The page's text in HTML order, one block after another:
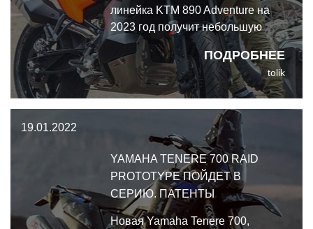
ПОДРОБНЕЕ
линейка KTM 890 Adventure на
2023 год получит небольшую
доработку по внешнему виду с
редизайном облицовки и
ветровика. А кроме того, на этой
платформе, судя по всему,
готовится новая асфальтовая
tolik
19.01.2022
YAMAHA TENERE 700 RAID
PROTOTYPE ПОЙДЕТ В
СЕРИЮ. ПАТЕНТЫ
Новая Yamaha Tenere 700,